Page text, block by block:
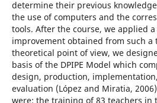
determine their previous
the use of computers and the
tools. After the course, we applied
improvement obtained from such a
theoretical point of view, we
basis of the DPIPE Model which
design, production,
evaluation (López and Miratia,
were: the training of 83 teachers in